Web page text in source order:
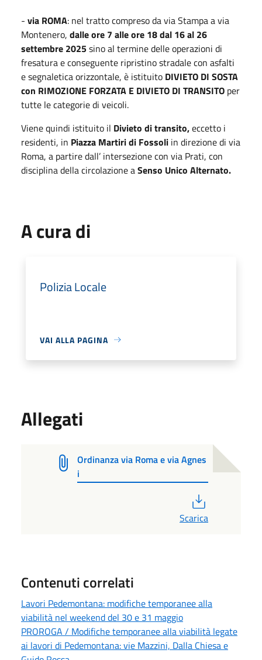
- via ROMA: nel tratto compreso da via Stampa a via
Montenero, dalle ore 7 alle ore 18 dal 16 al 26
settembre 2025sino al termine delle operazioni di
fresatura e conseguente ripristino stradale con asfalti
e segnaletica orizzontale, è istituito DIVIETO DI SOSTA
con RIMOZIONE FORZATA E DIVIETO DI TRANSITO per
tutte le categorie di veicoli.
Viene quindi istituito il Divieto di transito,eccetto i
residenti, in Piazza Martiri di Fossoli in direzione di via
Roma, a partire dall’ intersezione con via Prati, con
disciplina della circolazione aSenso Unico Alternato.
A cura di
Polizia Locale
VAI ALLA PAGINA
Allegati
Ordinanza via Roma e via Agnes
i
Scarica
Contenuti correlati
Lavori Pedemontana: modifiche temporanee alla
viabilità nel weekend del 30 e 31 maggio
PROROGA / Modifiche temporanee alla viabilità legate
ai lavori di Pedemontana: vie Mazzini, Dalla Chiesa e